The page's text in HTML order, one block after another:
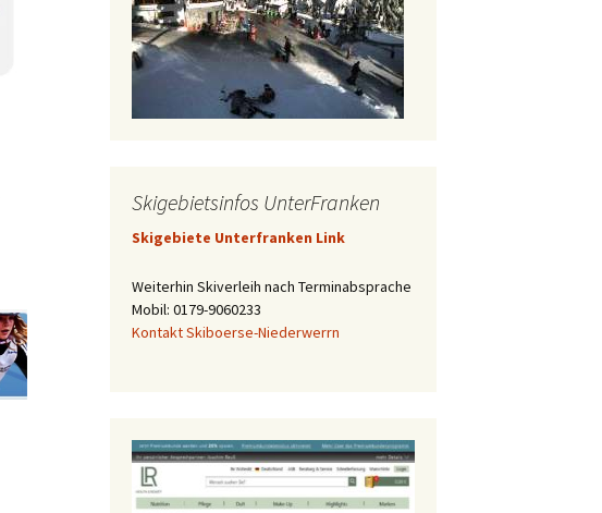
Skigebietsinfos UnterFranken
Skigebiete Unterfranken Link
Weiterhin Skiverleih nach Terminabsprache
Mobil: 0179-9060233
Kontakt Skiboerse-Niederwerrn